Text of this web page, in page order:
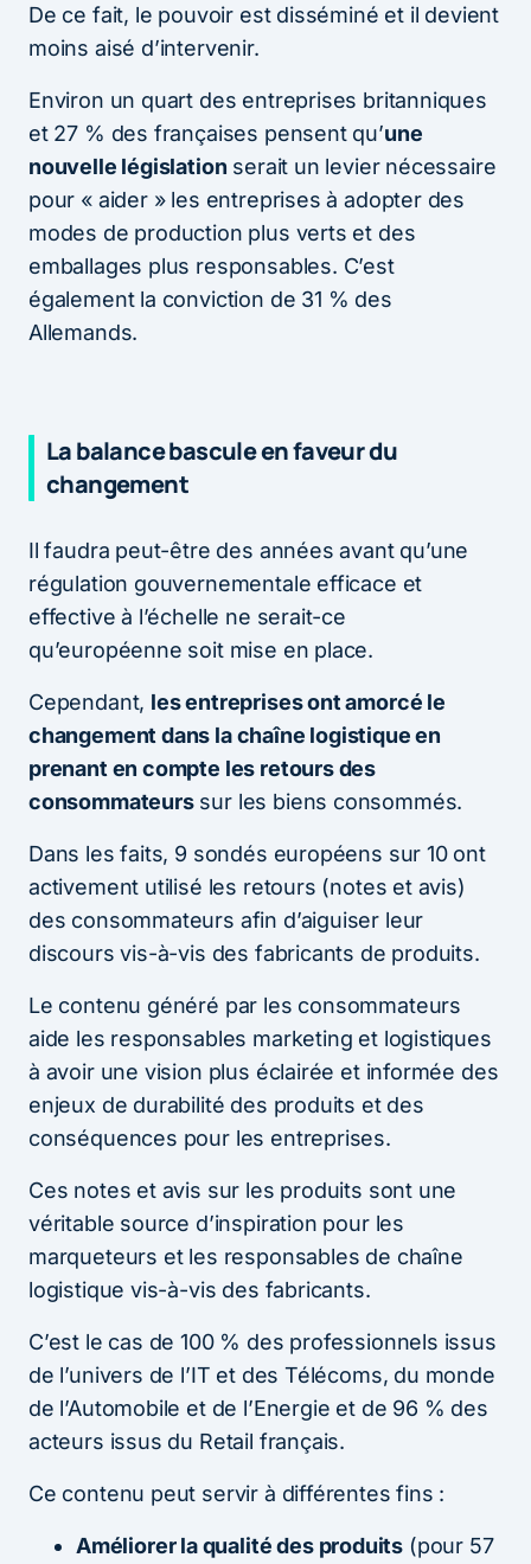
De ce fait, le pouvoir est disséminé et il devient
moins aisé d’intervenir.
Environ un quart des entreprises britanniques
et 27 % des françaises pensent qu’une
nouvelle législation serait un levier nécessaire
pour « aider » les entreprises à adopter des
modes de production plus verts et des
emballages plus responsables. C’est
également la conviction de 31 % des
Allemands.
La balance bascule en faveur du
changement
Il faudra peut-être des années avant qu’une
régulation gouvernementale efficace et
effective à l’échelle ne serait-ce
qu’européenne soit mise en place.
Cependant, les entreprises ont amorcé le
changement dans la chaîne logistique en
prenant en compte les retours des
consommateurssur les biens consommés.
Dans les faits, 9 sondés européens sur 10 ont
activement utilisé les retours (notes et avis)
des consommateurs afin d’aiguiser leur
discours vis-à-vis des fabricants de produits.
Le contenu généré par les consommateurs
aide les responsables marketing et logistiques
à avoir une vision plus éclairée et informée des
enjeux de durabilité des produits et des
conséquences pour les entreprises.
Ces notes et avis sur les produits sont une
véritable source d’inspiration pour les
marqueteurs et les responsables de chaîne
logistique vis-à-vis des fabricants.
C’est le cas de 100 % des professionnels issus
de l’univers de l’IT et des Télécoms, du monde
de l’Automobile et de l’Energie et de 96 % des
acteurs issus du Retail français.
Ce contenu peut servir à différentes fins :
Améliorer la qualité des produits (pour 57